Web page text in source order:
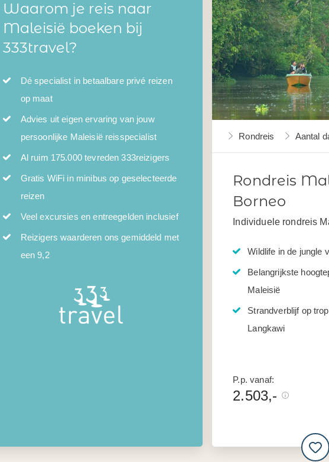
Waarom je reis naar
Maleisië boeken bij
333travel?
Dé specialist in betaalbare privé reizen
op maat
Advies uit eigen ervaring van jouw
persoonlijke Maleisië reisspecialist
Al ruim 175.000 tevreden 333reizigers
Gratis WiFi in minibus op geselecteerde
reizen
Veel excursies en entreegelden inclusief
Reizigers waarderen ons gemiddeld met
een 9,2
Rondreis Aantal
Rondreis
Borneo
Individuele rondreis
Wildlife in de jungle
Belangrijkste
Maleisië
Strandverblijf op
Langkawi
P.p. vanaf:
2.503,-